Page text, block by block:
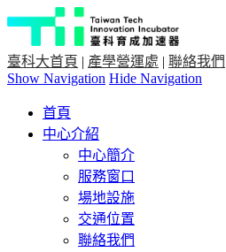
臺科大首頁 | 產學營運處 | 聯絡我們
Show Navigation Hide Navigation
首頁
中心介紹
中心簡介
服務窗口
場地設施
交通位置
聯絡我們